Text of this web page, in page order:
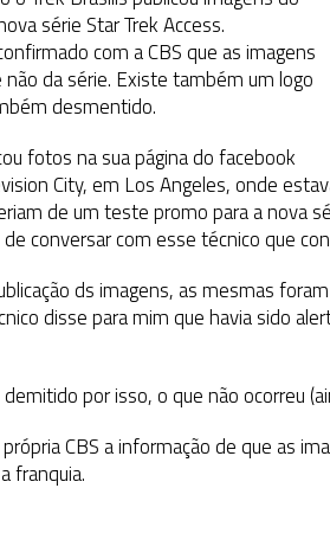
ENCARA O FIM DE UMA ERA NA SDCC
DESTAR TREKSOBRE DIFERENTES PONTOS
DESTAR TREKSOBRE PATERNIDADE
série Star Trek Access.
com a CBS que as imagens
da série. Existe também um logo
desmentido.
fotos na sua página do facebook
City, em Los Angeles, onde
de um teste promo para a nova
conversar com esse técnico que
ds imagens, as mesmas
disse para mim que havia sido
por isso, o que não ocorreu
CBS a informação de que as
franquia.